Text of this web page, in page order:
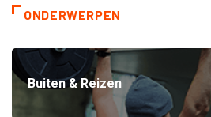
ONDERWERPEN
Buiten & Reizen